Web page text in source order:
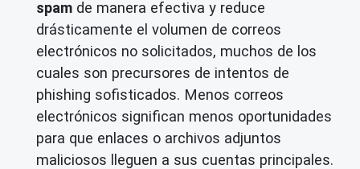
spam de manera efectiva y reduce
drásticamente el volumen de correos
electrónicos no solicitados, muchos de los
cuales son precursores de intentos de
phishing sofisticados. Menos correos
electrónicos significan menos oportunidades
para que enlaces o archivos adjuntos
maliciosos lleguen a sus cuentas principales.